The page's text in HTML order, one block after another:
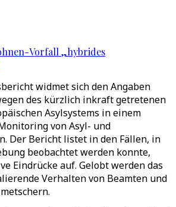
Vorfall „hybrides
widmet sich den Angaben
des kürzlich inkraft getretenen
Asylsystems in einem
von Asyl- und
Der Bericht listet in den Fällen, in
beobachtet werden konnte,
Eindrücke auf. Gelobt werden das
Verhalten von Beamten und